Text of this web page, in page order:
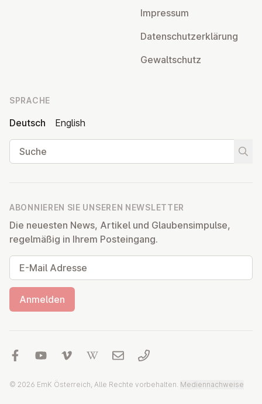
Impressum
Da­ten­schutz­er­klä­rung
Ge­walt­schutz
SPRACHE
Deutsch
English
Suche
ABONNIEREN SIE UNSEREN NEWSLETTER
Die neuesten News, Artikel und Glaubensimpulse,
regelmäßig in Ihrem Posteingang.
E-Mail Adresse
Anmelden
© 2026 EmK Österreich, Alle Rechte vorbehalten. Mediennachweise